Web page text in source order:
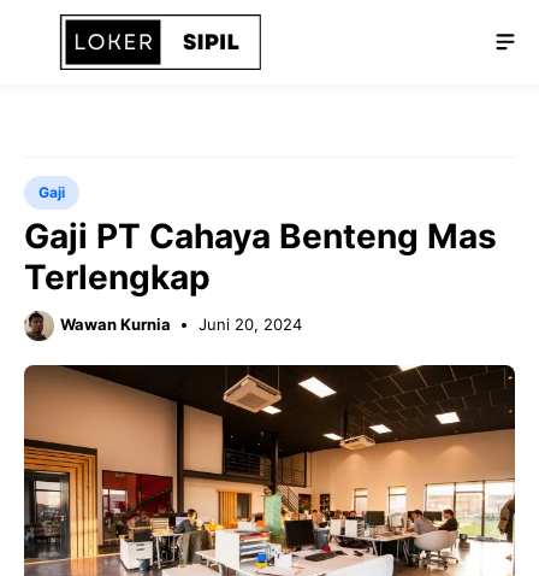
Langsung
Gaji
Gaji PT Cahaya Benteng Mas
Terlengkap
Wawan Kurnia Juni 20, 2024